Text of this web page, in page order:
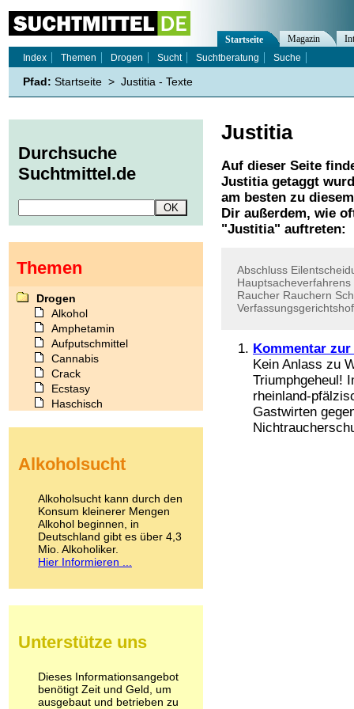
Justitia
Auf dieser Seite
Justitiagetaggt
am besten zu
Dir außerdem, wie
"Justitia" auftreten:
Abschluss
Hauptsacheverfahrens
Raucher Rauchern
Verfassungsgerichtshof
Kommentar
Kein Anlass zu
Triumphgeheul!
rheinland-
Gastwirten
Startseite Magazin
Index
Themen Drogen Sucht Suchtberatung Suche
Pfad: Startseite > Justitia - Texte
Durchsuche
Suchtmittel.de
Themen
Drogen
Alkohol
Amphetamin
Aufputschmittel
Cannabis
Crack
Ecstasy
Haschisch
Kokain
LSD
Marihuana
Medikamente
Meskalin
Metamphetamin
Methadon
Pilze
Psychopharmaka
Schlafmittel
Schmerzmittel
Alkoholsucht
Alkoholsucht kann durch den
Konsum kleinerer Mengen
Alkohol beginnen, in
Deutschland gibt es über 4,3
Mio. Alkoholiker.
Hier Informieren ...
Unterstütze uns
Dieses Informationsangebot
benötigt Zeit und Geld, um
ausgebaut und betrieben zu